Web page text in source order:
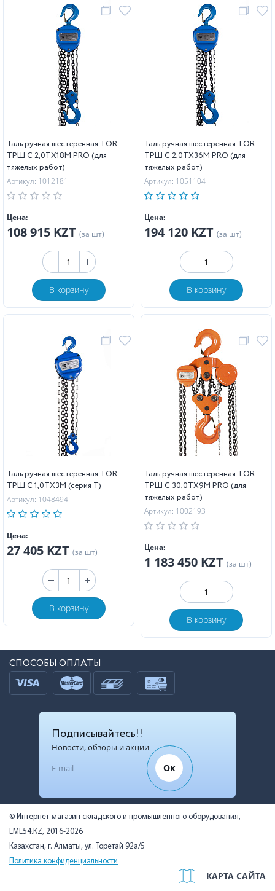
Таль ручная шестеренная TOR
ТРШ C 2,0ТХ18М PRO (для
тяжелых работ)
Артикул: 1012181
Цена:
108 915 KZT (за шт)
В корзину
Таль ручная шестеренная TOR
ТРШ C 2,0ТХ36М PRO (для
тяжелых работ)
Артикул: 1051104
Цена:
194 120 KZT (за шт)
В корзину
Таль ручная шестеренная TOR
ТРШ C 1,0ТХ3М (серия T)
Артикул: 1048494
Цена:
27 405 KZT (за шт)
В корзину
Таль ручная шестеренная TOR
ТРШ C 30,0ТХ9М PRO (для
тяжелых работ)
Артикул: 1002193
Цена:
1 183 450 KZT (за шт)
В корзину
СПОСОБЫ ОПЛАТЫ
Подписывайтесь!!
Новости, обзоры и акции
Ок
© Интернет-магазин складского и промышленного оборудования,
EME54.KZ, 2016-2026
Казахстан, г. Алматы, ул. Торетай 92а/5
Политика конфиденциальности
КАРТА САЙТА